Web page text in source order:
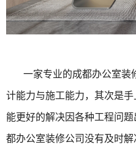
一家专业的成都办公室装
计能力与施工能力，其次是
能更好的解决因各种工程问
都办公室装修公司没有及时